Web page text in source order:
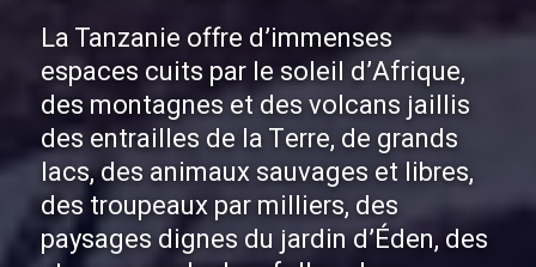
La Tanzanie offre d’immenses
espaces cuits par le soleil d’Afrique,
des montagnes et des volcans jaillis
des entrailles de la Terre, de grands
lacs, des animaux sauvages et libres,
des troupeaux par milliers, des
paysages dignes du jardin d’Éden, des